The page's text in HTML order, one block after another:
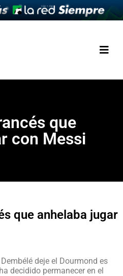
que
con Messi
que anhelaba jugar
deje el Dourmond es
decidido permanecer en el